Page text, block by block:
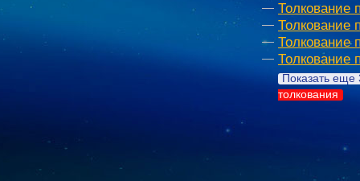
Толкование
Толкование
Толкование
Толкование
Показать еще
толкования